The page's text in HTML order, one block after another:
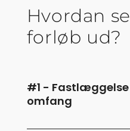
Hvordan
forløb ud?
#1 -
omfang